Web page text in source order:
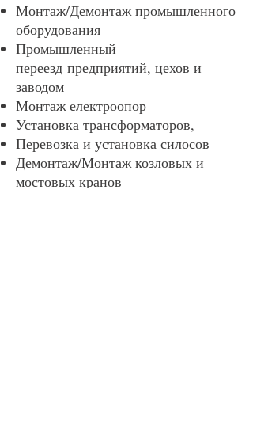
Монтаж/Демонтаж промышленного
оборудования
Промышленный
переезд предприятий, цехов и
заводом
Монтаж електроопор
Установка трансформаторов,
Перевозка и установка силосов
Демонтаж/Монтаж козловых и
мостовых кранов